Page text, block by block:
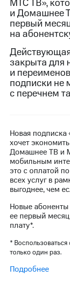
группа
SIM-
карту
SIM-
карта
для
чистый
номер
Выбрать
номер
SIM-
на
Тарифы
RED,
и МТС
Супер
при
оплате
и
ТВ
с
Тарифы
для
Услуги
МТС ТВ»,
и Домашнее
первый
на
закрыта для
и
подписки не
с перечнем
Новая
хочет
Домашнее ТВ и
мобильным
это с оплатой
всех услуг в
выгоднее, чем
Новые
ее первый
плату*.
*
только один раз.
Подробнее